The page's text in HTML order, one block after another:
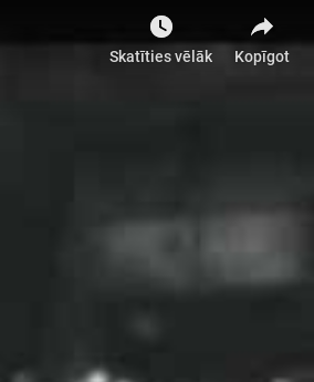
Skatīties vēlāk Kopīgot